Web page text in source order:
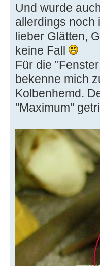
Und wurde
allerdings noch
lieber Glätten,
keine Fall
Für die
bekenne mich
Kolbenhemd.
"Maximum"